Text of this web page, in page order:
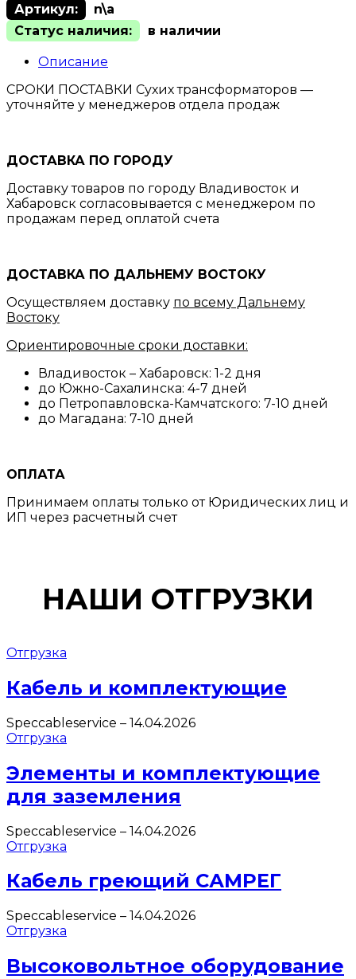
Артикул:
n\a
Статус наличия:
в наличии
Описание
СРОКИ ПОСТАВКИ Сухих трансформаторов —
уточняйте у менеджеров отдела продаж
ДОСТАВКА ПО ГОРОДУ
Доставку товаров по городу Владивосток и
Хабаровск согласовывается с менеджером по
продажам перед оплатой счета
ДОСТАВКА ПО ДАЛЬНЕМУ ВОСТОКУ
Осуществляем доставку по всему Дальнему
Востоку
Ориентировочные сроки доставки:
Владивосток – Хабаровск: 1-2 дня
до Южно-Сахалинска: 4-7 дней
до Петропавловска-Камчатского: 7-10 дней
до Магадана: 7-10 дней
ОПЛАТА
Принимаем оплаты только от Юридических лиц и
ИП через расчетный счет
НАШИ ОТГРУЗКИ
Отгрузка
Кабель и комплектующие
Speccableservice – 14.04.2026
Отгрузка
Элементы и комплектующие
для заземления
Speccableservice – 14.04.2026
Отгрузка
Кабель греющий САМРЕГ
Speccableservice – 14.04.2026
Отгрузка
Высоковольтное оборудование